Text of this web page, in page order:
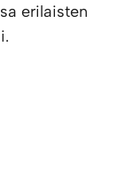
erilaisten